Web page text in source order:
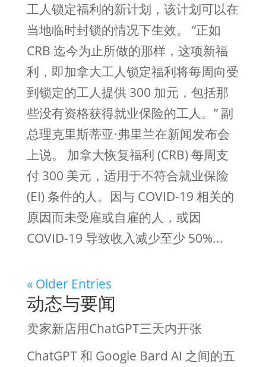
工人锁定福利的新计划，该计划可以在
当地临时封锁的情况下生效。 “正如
CRB 迄今为止所做的那样，这项新福
利，即加拿大工人锁定福利将每周向受
到锁定的工人提供 300 加元，包括那
些没有资格获得就业保险的工人。” 副
总理克里斯蒂亚·弗里兰在新闻发布会
上说。 加拿大恢复福利 (CRB) 每周支
付 300 美元，适用于不符合就业保险
(EI) 条件的人。因与 COVID-19 相关的
原因而未受雇或自雇的人，或因
COVID-19 导致收入减少至少 50%...
« Older Entries
动态与要闻
卖家新店用ChatGPT三天内开张
ChatGPT 和 Google Bard AI 之间的五